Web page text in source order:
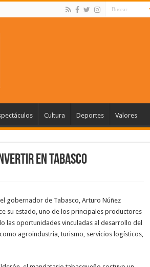
Cultura Deportes Valores
en Tabasco
gobernador de Tabasco, Arturo Núñez
su estado, uno de los principales productores
las oportunidades vinculadas al desarrollo del
agroindustria, turismo, servicios logísticos,